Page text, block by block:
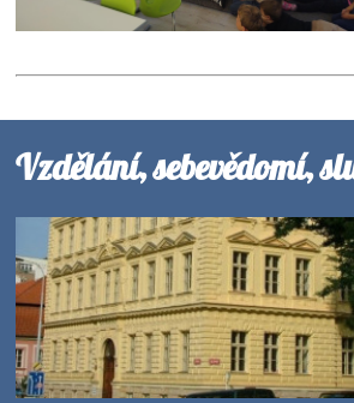
Vzdělání, sebevědomí,